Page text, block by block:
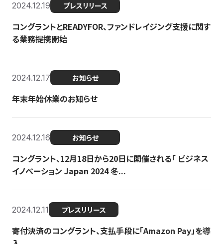
2024.12.19 プレスリリース
コングラントとREADYFOR、ファンドレイジング支援に関す
る業務提携開始
2024.12.17 お知らせ
年末年始休業のお知らせ
2024.12.16 お知らせ
コングラント、12月18日から20日に開催される「 ビジネス
イノベーション Japan 2024 冬...
2024.12.11 プレスリリース
寄付決済のコングラント、支払手段に「Amazon Pay」を導